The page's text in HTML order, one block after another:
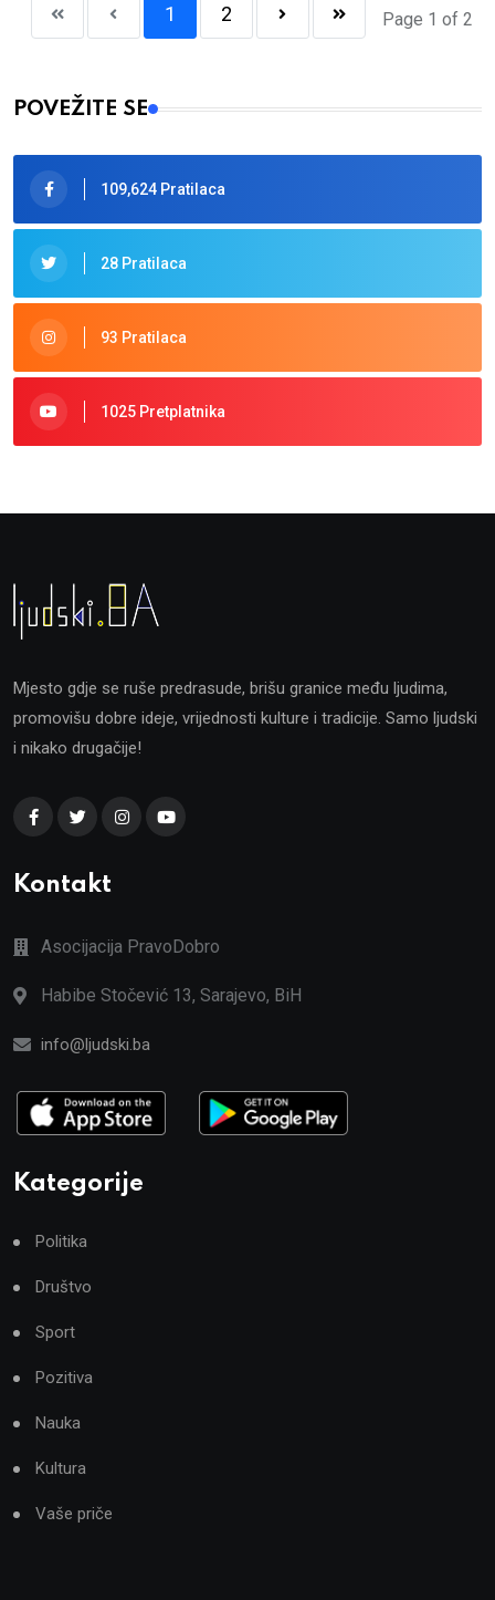
Page 1 of 2
1 2
POVEŽITE SE
109,624 Pratilaca
28 Pratilaca
93 Pratilaca
1025 Pretplatnika
Mjesto gdje se ruše predrasude, brišu granice među ljudima,
promovišu dobre ideje, vrijednosti kulture i tradicije. Samo ljudski
i nikako drugačije!
Kontakt
Asocijacija PravoDobro
Habibe Stočević 13, Sarajevo, BiH
info@ljudski.ba
Kategorije
Politika
Društvo
Sport
Pozitiva
Nauka
Kultura
Vaše priče